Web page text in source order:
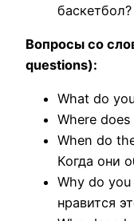
баскетбол?
Вопросы со
questions):
What do
Where
When do
Когда они
Why do
нравится